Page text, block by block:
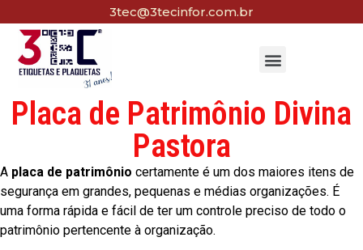
3tec@3tecinfor.com.br
Placa de Patrimônio Divina
Pastora
A placa de patrimônio certamente é um dos maiores itens de
segurança em grandes, pequenas e médias organizações. É
uma forma rápida e fácil de ter um controle preciso de todo o
patrimônio pertencente à organização.